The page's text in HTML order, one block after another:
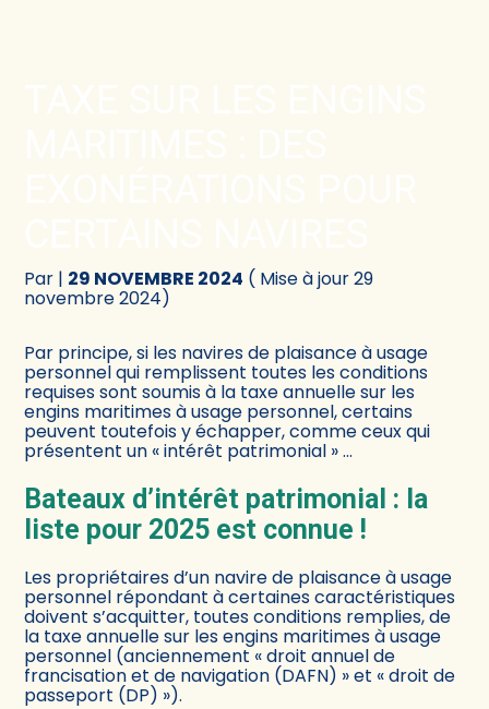
Audit
Par | 29 NOVEMBRE 2024 ( Mise à jour 29
novembre 2024)
Par principe, si les navires de plaisance à usage
personnel qui remplissent toutes les conditions
requises sont soumis à la taxe annuelle sur les
engins maritimes à usage personnel, certains
peuvent toutefois y échapper, comme ceux qui
présentent un « intérêt patrimonial » …
Bateaux d’intérêt patrimonial : la
liste pour 2025 est connue !
Les propriétaires d’un navire de plaisance à usage
personnel répondant à certaines caractéristiques
doivent s’acquitter, toutes conditions remplies, de
la taxe annuelle sur les engins maritimes à usage
personnel (anciennement « droit annuel de
francisation et de navigation (DAFN) » et « droit de
passeport (DP) »).